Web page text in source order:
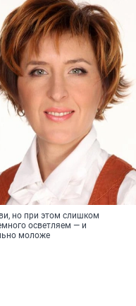
но при этом слишком
осветляем — и
моложе